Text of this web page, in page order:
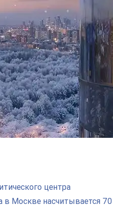
центра
в Москве насчитывается 70